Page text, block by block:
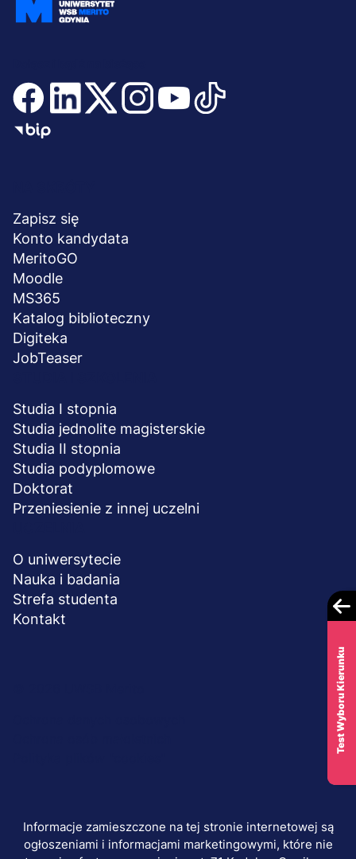
stopka
Zapisz się
Konto kandydata
MeritoGO
Moodle
MS365
Katalog biblioteczny
Digiteka
JobTeaser
Studia I stopnia
Studia jednolite magisterskie
Studia II stopnia
Studia podyplomowe
Doktorat
Przeniesienie z innej uczelni
O uniwersytecie
Nauka i badania
Strefa studenta
Kontakt
Informacje zamieszczone na tej stronie internetowej są
ogłoszeniami i informacjami marketingowymi, które nie
Test Wyboru Kierunku